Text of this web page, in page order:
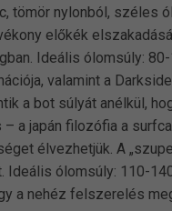
tömör nylonból,
előkék
Ideális ólomsúly:
valamint a
a bot súlyát anélkül,
a japán filozófia a
élvezhetjük. A
ólomsúly: 110-
a nehéz felszerelés